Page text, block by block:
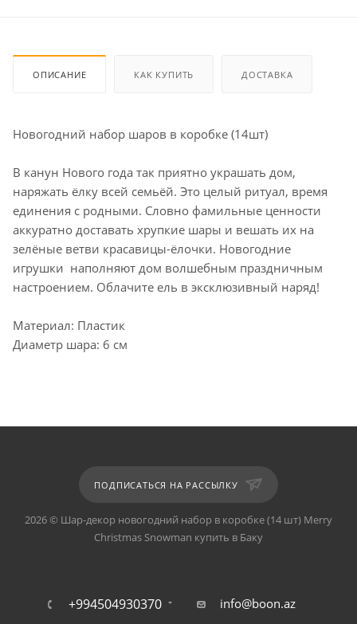
ОПИСАНИЕ КАК КУПИТЬ ДОСТАВКА
Новогодний набор шаров в коробке (14шт)
В канун Нового года так приятно украшать дом,
наряжать ёлку всей семьёй. Это целый ритуал, время
единения с родными. Словно фамильные ценности
аккуратно доставать хрупкие шары и вешать их на
зелёные ветви красавицы-ёлочки. Новогодние
игрушки наполняют дом волшебным праздничным
настроением. Облачите ель в эксклюзивный наряд!
Материал: Пластик
Диаметр шара: 6 см
ПОДПИСАТЬСЯ НА РАССЫЛКУ
2026 © Шар-декор новогодний набор в коробке (14 шт) Merry
Christmas Snowman купить в Баку
+994504930370 info@boon.az